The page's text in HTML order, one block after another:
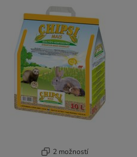
2 možností